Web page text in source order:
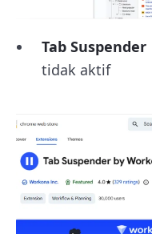
Tab Suspender
tidak aktif